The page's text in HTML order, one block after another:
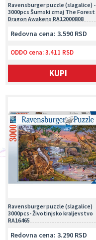
Ravensburger puzzle (slagalice) -
3000pcs Šumski zmaj The Forest
Dragon Awakens RA12000808
Redovna cena: 3.590 RSD
ODDO cena:3.411 RSD
KUPI
Ravensburger puzzle (slagalice)
3000pcs- Životinjsko kraljevstvo
RA16465
Redovna cena: 3.290 RSD